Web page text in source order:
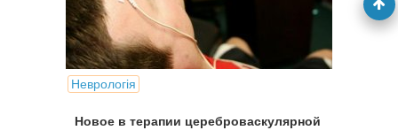
Неврологія
Новое в терапии цереброваскулярной